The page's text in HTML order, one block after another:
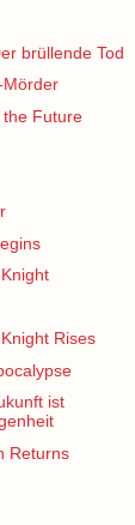
brüllende Tod
Mörder
Future
Rises
ist
Returns